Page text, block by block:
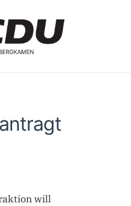
will